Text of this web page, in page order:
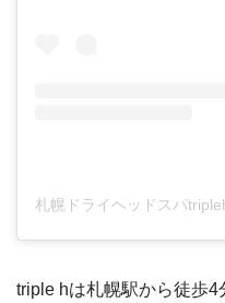
triple hは札幌駅から徒歩